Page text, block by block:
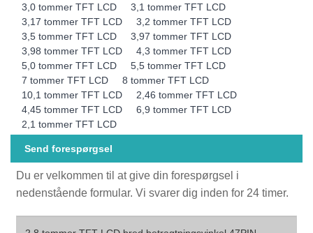
3,0 tommer TFT LCD
3,1 tommer TFT LCD
3,17 tommer TFT LCD
3,2 tommer TFT LCD
3,5 tommer TFT LCD
3,97 tommer TFT LCD
3,98 tommer TFT LCD
4,3 tommer TFT LCD
5,0 tommer TFT LCD
5,5 tommer TFT LCD
7 tommer TFT LCD
8 tommer TFT LCD
10,1 tommer TFT LCD
2,46 tommer TFT LCD
4,45 tommer TFT LCD
6,9 tommer TFT LCD
2,1 tommer TFT LCD
Send forespørgsel
Du er velkommen til at give din forespørgsel i
nedenstående formular. Vi svarer dig inden for 24 timer.